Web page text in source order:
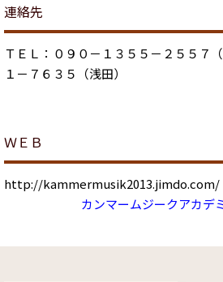
連絡先
ＴＥＬ：０９０－１３５５－２５５７
１－７６３５（浅田）
ＷＥＢ
http://kammermusik2013.jimdo.com/
カンマームジークアカデ